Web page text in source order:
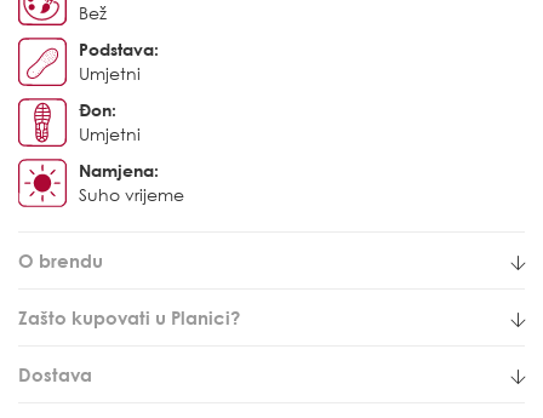
Bež
Podstava:
Umjetni
Đon:
Umjetni
Namjena:
Suho vrijeme
O brendu
Zašto kupovati u Planici?
Dostava